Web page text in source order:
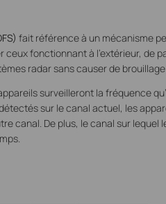
fait référence à un mécanisme
fonctionnant à l’extérieur, de
radar sans causer de
surveilleront la fréquence
sur le canal actuel, les
canal. De plus, le canal sur lequel